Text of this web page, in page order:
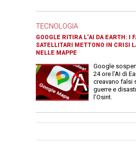
TECNOLOGIA
GOOGLE RITIRA L’AI DA EARTH: I
SATELLITARI METTONO IN CRISI
NELLE MAPPE
Google
24 ore l’AI di
creavano falsi
guerre e
l’Osint.